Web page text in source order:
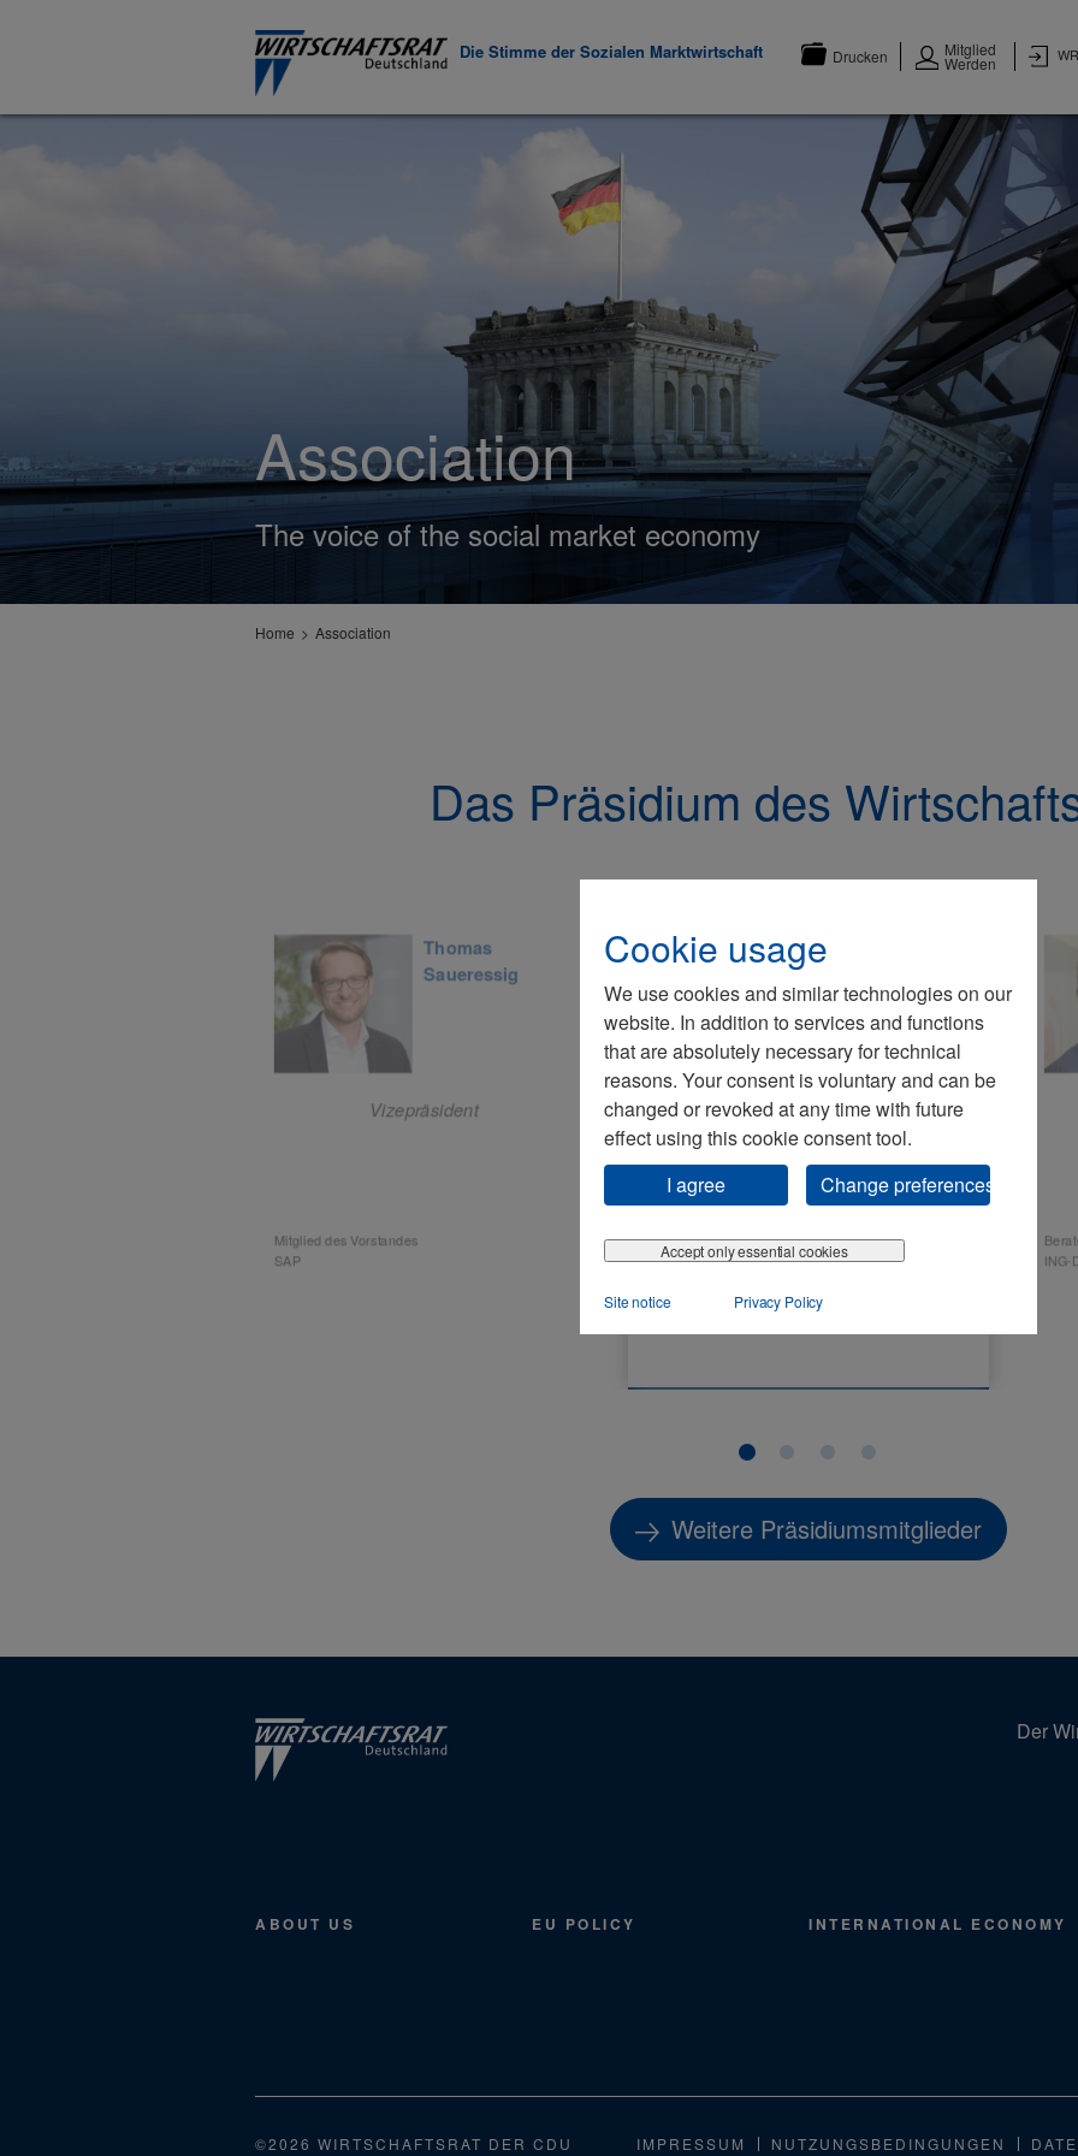
Cookie usage
We use cookies and similar technologies on our
website. In addition to services and functions
that are absolutely necessary for technical
reasons. Your consent is voluntary and can be
changed or revoked at any time with future
effect using this cookie consent tool.
I agree
Change preferences
Accept only essential cookies
Site notice Privacy Policy
Die Stimme der Sozialen Marktwirtschaft Drucken Mitglied
Werden
Association
The voice of the social market economy
Home Association
Das Präsidium des
Thomas
Saueressig
Vizepräsident
Mitglied des Vorstandes
SAP
Hamker
Präsidentin
Gesellschafterin und Mitglied des Beirates
ING-
Weitere Präsidiumsmitglieder
Der
ABOUT US EU POLICY INTERNATIONAL ECONOMY
©2026 WIRTSCHAFTSRAT DER CDU IMPRESSUM NUTZUNGSBEDINGUNGEN